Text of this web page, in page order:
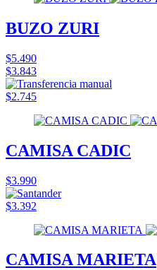
BUZO ZURI
$5.490
$3.843
$2.745
CAMISA CADIC
$3.990
$3.392
CAMISA MARIETA